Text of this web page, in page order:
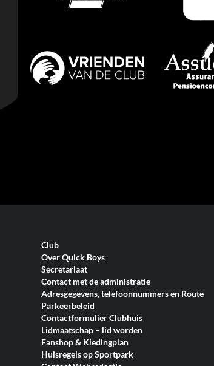
Club
Over Quick Boys
Secretariaat
Contact met de administratie
Adresgegevens, telefoonnummers en Route
Parkeerbeleid
Contactformulier Clubhuis
Lidmaatschap – lid worden
Fanshop & Kledingplan
Huisregels op Sportpark